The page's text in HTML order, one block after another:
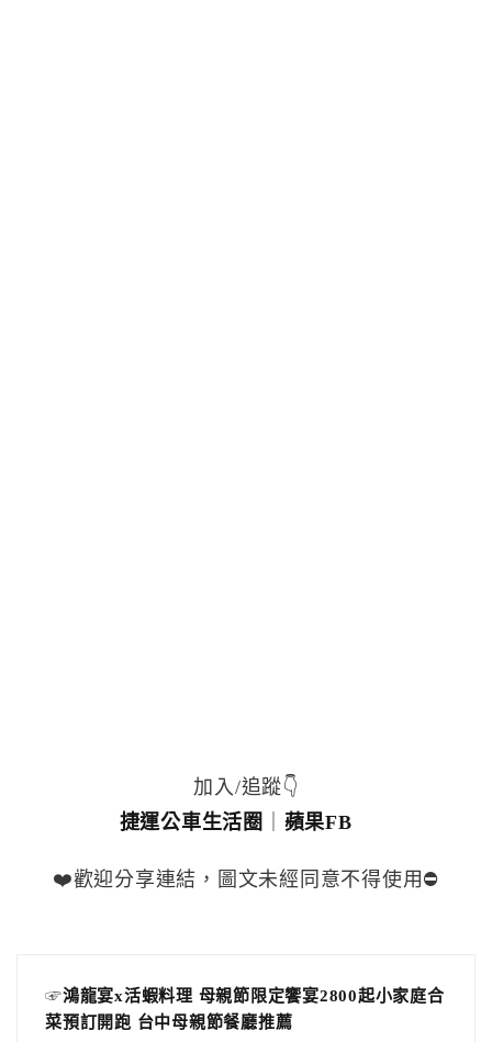
加入/追蹤👇
捷運公車生活圈
蘋果FB
❤️歡迎分享連結，圖文未經同意不得使用⛔️
☞鴻龍宴x活蝦料理 母親節限定饗宴2800起小家庭合
菜預訂開跑 台中母親節餐廳推薦